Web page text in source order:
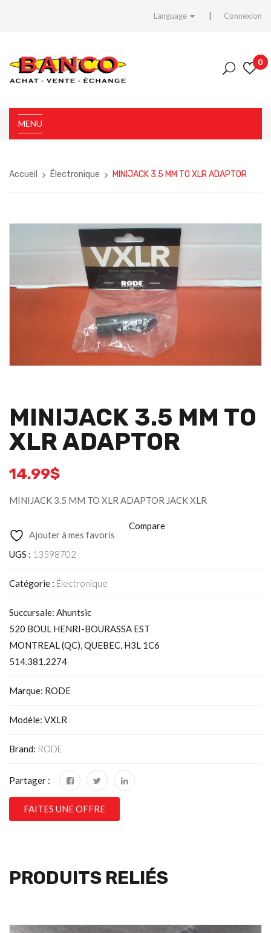
Language Connexion
0
MENU
Accueil Électronique MINIJACK 3.5 MM TO XLR ADAPTOR
MINIJACK 3.5 MM TO
XLR ADAPTOR
14.99$
MINIJACK 3.5 MM TO XLR ADAPTOR JACK XLR
Ajouter à mes favoris
Compare
UGS : 13598702
Catégorie : Électronique
Succursale: Ahuntsic
520 BOUL HENRI-BOURASSA EST
MONTREAL (QC), QUEBEC, H3L 1C6
514.381.2274
Marque: RODE
Modèle: VXLR
Brand: RODE
Partager :
FAITES UNE OFFRE
PRODUITS RELIÉS